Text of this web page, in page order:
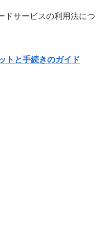
ドサービスの利用法につ
トと手続きのガイド